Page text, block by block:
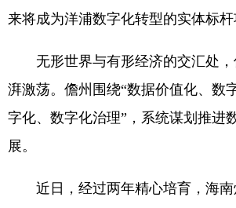
来将成为洋浦数字化转型的实体标杆
无形世界与有形经济的交汇处，
湃激荡。儋州围绕“数据价值化、数
字化、数字化治理”，系统谋划推进
展。
近日，经过两年精心培育，海南